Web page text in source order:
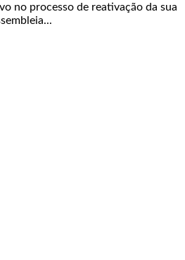
no processo de reativação da sua